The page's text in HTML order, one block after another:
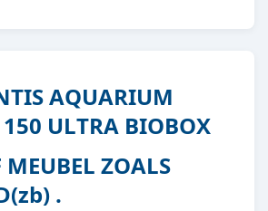
AQUARIUM
ULTRA BIOBOX
ZOALS
.